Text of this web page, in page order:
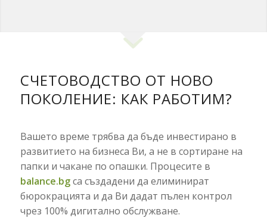
СЧЕТОВОДСТВО ОТ НОВО
ПОКОЛЕНИЕ: КАК РАБОТИМ?
Вашето време трябва да бъде инвестирано в
развитието на бизнеса Ви, а не в сортиране на
папки и чакане по опашки. Процесите в
balance.bgса създадени да елиминират
бюрокрацията и да Ви дадат пълен контрол
чрез 100% дигитално обслужване.